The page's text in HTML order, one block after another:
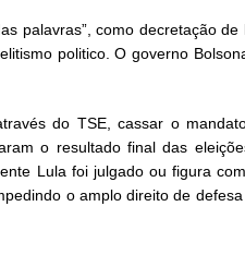
l s
A
p
palavras”, como decretação
politico. O governo
do TSE, cassar o
o resultado final das
Lula foi julgado ou figura
o amplo direito de